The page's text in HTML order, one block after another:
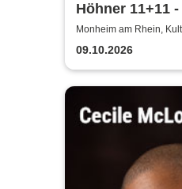
Höhner 11+11
2025/26
Monheim am Rhein,
09.10.2026